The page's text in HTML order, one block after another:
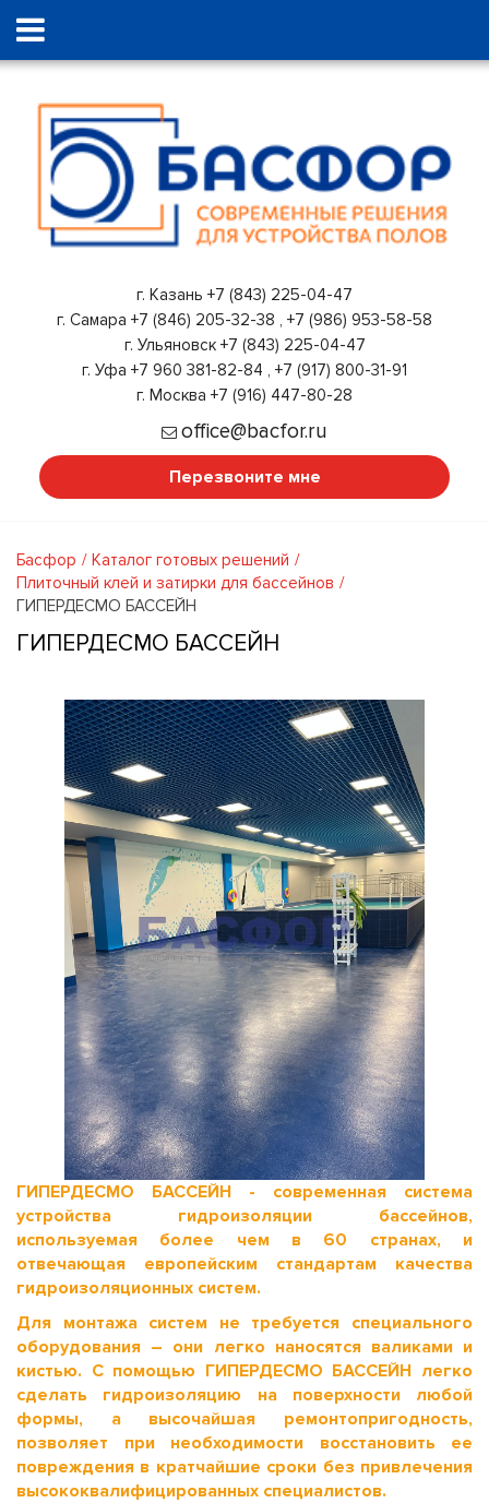
г. Казань +7 (843) 225-04-47
г. Самара +7 (846) 205-32-38 , +7 (986) 953-58-58
г. Ульяновск +7 (843) 225-04-47
г. Уфа +7 960 381-82-84 , +7 (917) 800-31-91
г. Москва +7 (916) 447-80-28
office@bacfor.ru
Перезвоните мне
Басфор
Каталог готовых решений
Плиточный клей и затирки для бассейнов
ГИПЕРДЕСМО БАССЕЙН
ГИПЕРДЕСМО БАССЕЙН
ГИПЕРДЕСМО БАССЕЙН - современная система
устройства гидроизоляции бассейнов,
используемая более чем в 60 странах, и
отвечающая европейским стандартам качества
гидроизоляционных систем.
Для монтажа систем не требуется специального
оборудования – они легко наносятся валиками и
кистью. С помощью ГИПЕРДЕСМО БАССЕЙН легко
сделать гидроизоляцию на поверхности любой
формы, а высочайшая ремонтопригодность,
позволяет при необходимости восстановить ее
повреждения в кратчайшие сроки без привлечения
высококвалифицированных специалистов.